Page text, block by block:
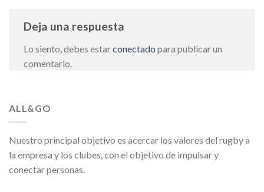
Deja una respuesta
Lo siento, debes estarconectado para publicar un
comentario.
ALL&GO
Nuestro principal objetivo es acercar los valores del rugby a
la empresa y los clubes, con el objetivo de impulsar y
conectar personas.